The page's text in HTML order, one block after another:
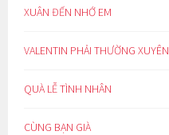
XUÂN ĐẾN NHỚ EM
VALENTIN PHẢI THƯỜNG XUYÊN
QUÀ LỄ TÌNH NHÂN
CÙNG BẠN GIÀ